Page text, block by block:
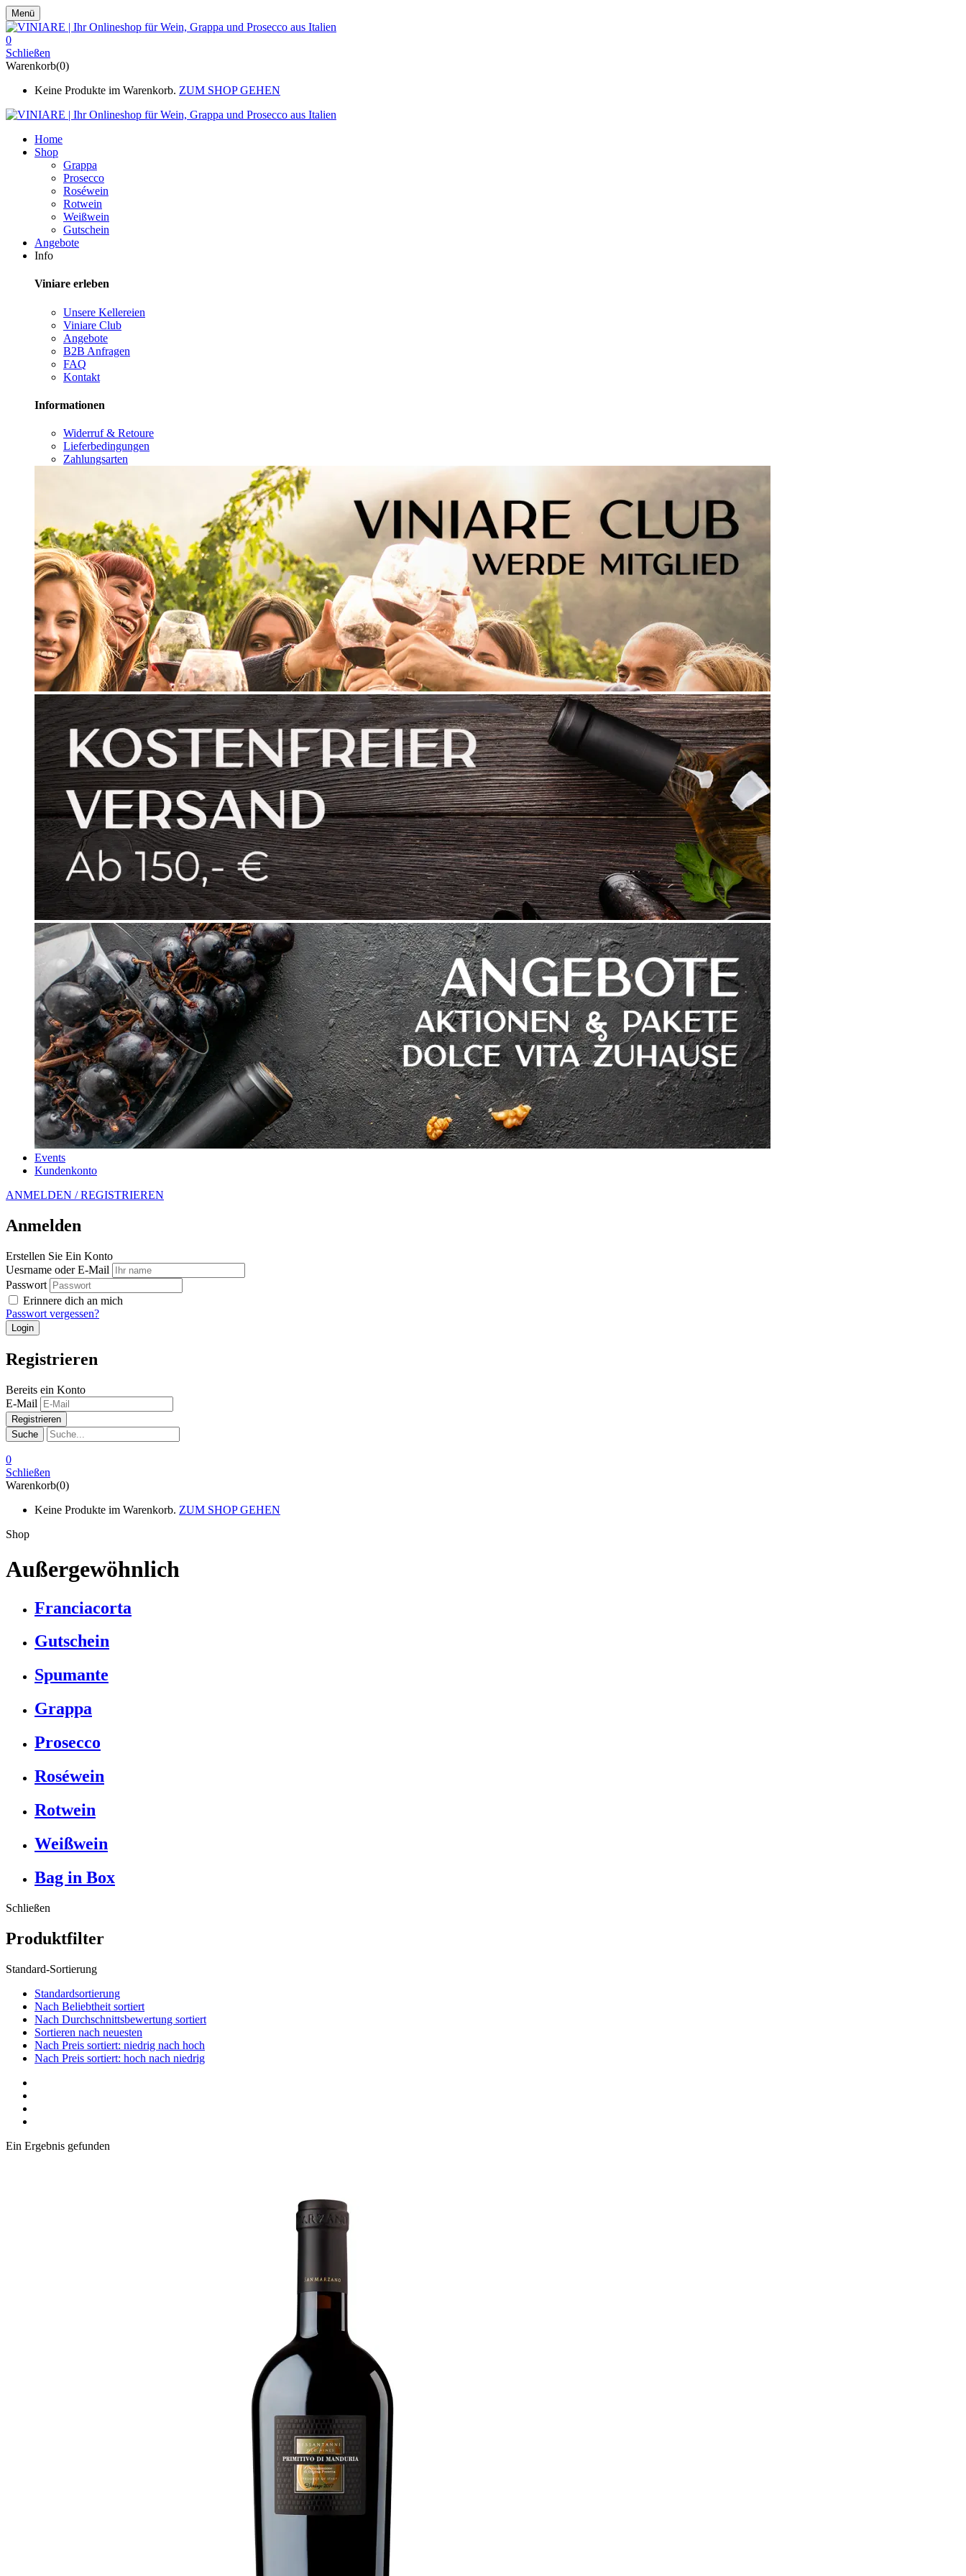
Menü
0
Schließen
Warenkorb(0)
Keine Produkte im Warenkorb. ZUM SHOP GEHEN
Home
Shop
Grappa
Prosecco
Roséwein
Rotwein
Weißwein
Gutschein
Angebote
Info
Viniare erleben
Unsere Kellereien
Viniare Club
Angebote
B2B Anfragen
FAQ
Kontakt
Informationen
Widerruf & Retoure
Lieferbedingungen
Zahlungsarten
Events
Kundenkonto
ANMELDEN / REGISTRIEREN
Anmelden
Erstellen Sie Ein Konto
Uesrname oder E-Mail
Passwort
Erinnere dich an mich
Passwort vergessen?
Registrieren
Bereits ein Konto
E-Mail
Suche
0
Schließen
Warenkorb(0)
Keine Produkte im Warenkorb. ZUM SHOP GEHEN
Shop
Außergewöhnlich
Franciacorta
Gutschein
Spumante
Grappa
Prosecco
Roséwein
Rotwein
Weißwein
Bag in Box
Schließen
Produktfilter
Standard-Sortierung
Standardsortierung
Nach Beliebtheit sortiert
Nach Durchschnittsbewertung sortiert
Sortieren nach neuesten
Nach Preis sortiert: niedrig nach hoch
Nach Preis sortiert: hoch nach niedrig
Ein Ergebnis gefunden